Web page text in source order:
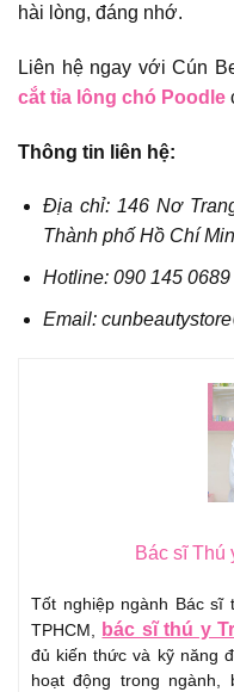
hài lòng, đáng nhớ.
Liên hệ ngay với Cún
cắt tỉa lông chó Poodle
Thông tin liên hệ:
Địa chỉ: 146 Nơ
Thành phố Hồ Chí
Hotline: 090 145 0689
Email:
Bác sĩ Thú
Tốt nghiệp ngành Bác sĩ
TPHCM, bác sĩ thú y
đủ kiến thức và kỹ năng
hoạt động trong